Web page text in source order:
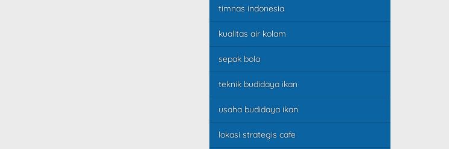
timnas indonesia
kualitas air kolam
sepak bola
teknik budidaya ikan
usaha budidaya ikan
lokasi strategis cafe